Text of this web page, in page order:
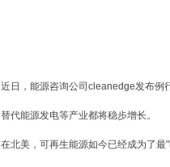
，能源咨询公司cleanedge发布例行
代能源发电等产业都将稳步增长。
美，可再生能源如今已经成为了最"